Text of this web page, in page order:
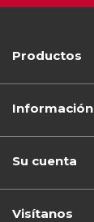
Productos
Información
Su cuenta
Visítanos